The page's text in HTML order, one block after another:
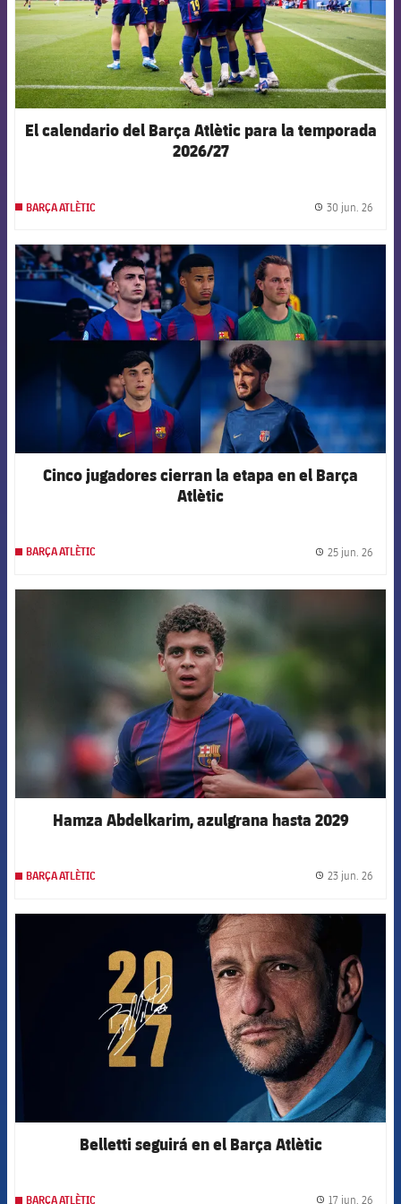
El calendario del Barça Atlètic para la temporada
2026/27
BARÇA ATLÈTIC 30 jun. 26
FCB Barcelona badge
Cinco jugadores cierran la etapa en el Barça
Atlètic
BARÇA ATLÈTIC 25 jun. 26
Hamza Abdelkarim, azulgrana hasta 2029
BARÇA ATLÈTIC 23 jun. 26
FCB Barcelona badge
Belletti seguirá en el Barça Atlètic
BARÇA ATLÈTIC 17 jun. 26